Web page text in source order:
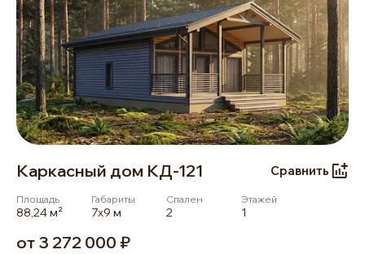
Каркасный дом КД-121 Сравнить
Площадь
88,24 м²
Габариты
7х9 м
Спален
2
Этажей
1
от 3 272 000 ₽